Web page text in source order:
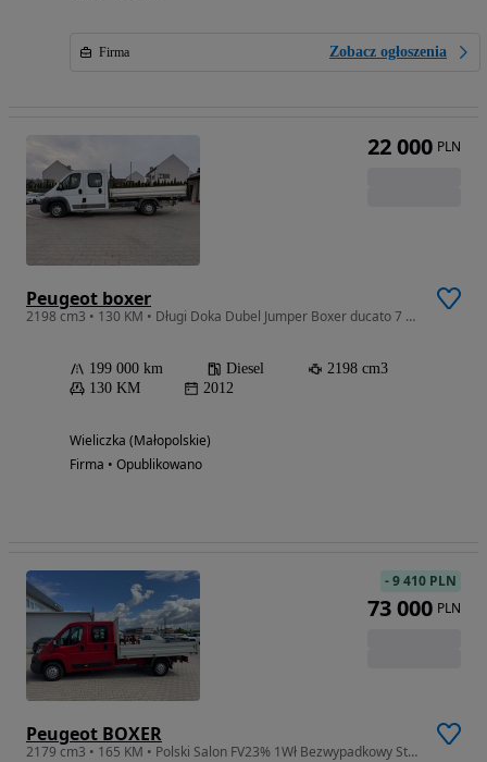
Firma Zobacz ogłoszenia
Peugeot boxer
2198 cm3 • 130 KM • Długi Doka Dubel Jumper Boxer ducato 7 osobowy maxi L3
199 000 km Diesel
2198 cm3
130 KM
2012
Wieliczka (Małopolskie)
Firma • Opublikowano
22 000 PLN
Peugeot BOXER
2179 cm3 • 165 KM • Polski Salon FV23% 1Wł Bezwypadkowy Stan Idealny 57500km!!!
-9 410 PLN
73 000 PLN